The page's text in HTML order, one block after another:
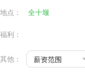
地点： 全十堰
福利：
其他： 薪资范围